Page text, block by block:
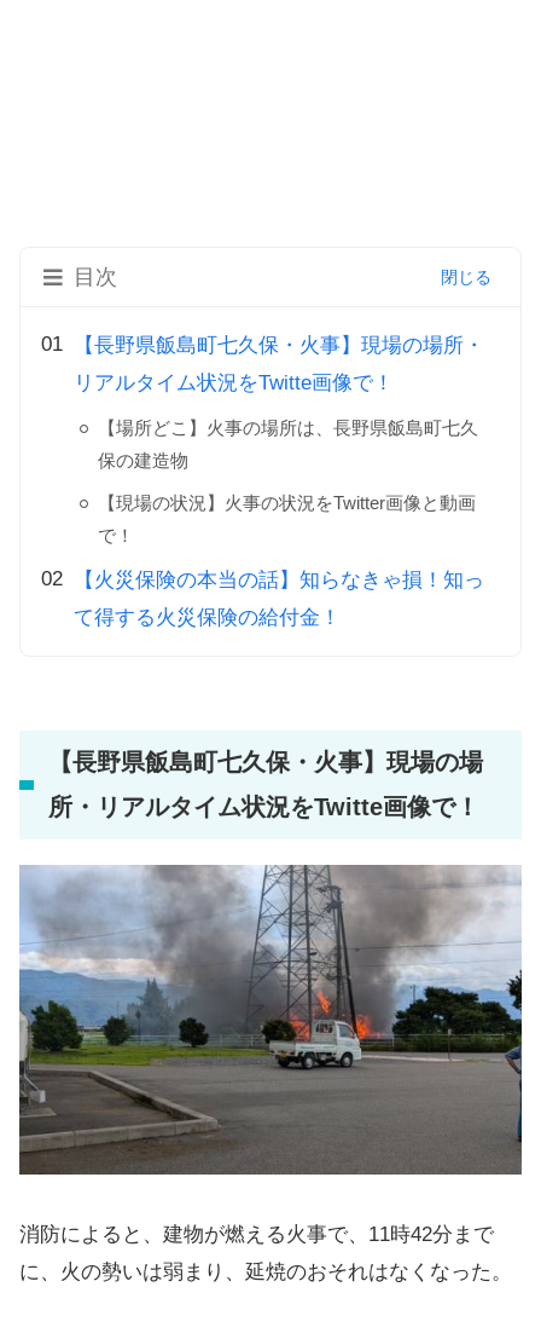
目次
【長野県飯島町七久保・火事】現場の場所・
リアルタイム状況をTwitte画像で！
【場所どこ】火事の場所は、長野県飯島町七久
保の建造物
【現場の状況】火事の状況をTwitter画像と動画
で！
【火災保険の本当の話】知らなきゃ損！知っ
て得する火災保険の給付金！
【長野県飯島町七久保・火事】現場の場
所・リアルタイム状況をTwitte画像で！
消防によると、建物が燃える火事で、11時42分まで
に、火の勢いは弱まり、延焼のおそれはなくなった。